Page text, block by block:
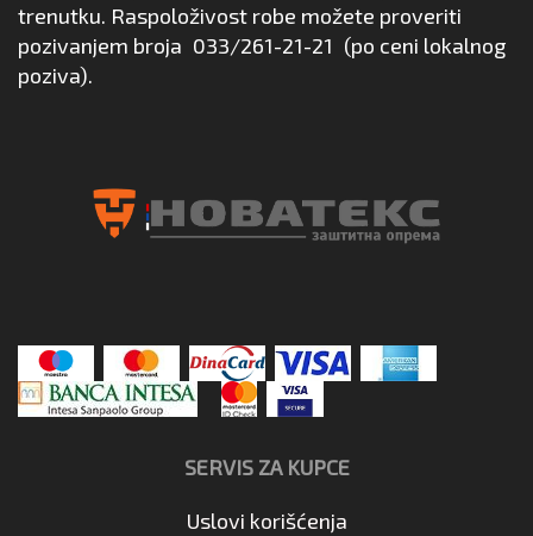
trenutku. Raspoloživost robe možete proveriti
pozivanjem broja 033/261-21-21 (po ceni lokalnog
poziva).
SERVIS ZA KUPCE
Uslovi korišćenja